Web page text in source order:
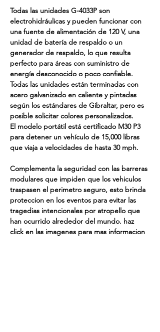
Todas las unidades G-4033P son
electrohidráulicas y pueden funcionar con
una fuente de alimentación de 120 V, una
unidad de batería de respaldo o un
generador de respaldo, lo que resulta
perfecto para áreas con suministro de
energía desconocido o poco confiable.
Todas las unidades están terminadas con
acero galvanizado en caliente y pintadas
según los estándares de Gibraltar, pero es
posible solicitar colores personalizados.
El modelo portátil está certificado M30 P3
para detener un vehículo de 15,000 libras
que viaja a velocidades de hasta 30 mph.
Complementa la seguridad con las barreras
modulares que impiden que los vehiculos
traspasen el perimetro seguro, esto brinda
proteccion en los eventos para evitar las
tragedias intencionales por atropello que
han ocurrido alrededor del mundo. haz
click en las imagenes para mas informacion